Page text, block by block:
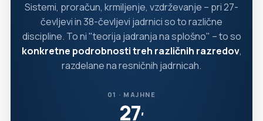
Sistemi, proračun, krmiljenje, vzdrževanje – pri 27-
čevljevi in 38-čevljevi jadrnici so to različne
discipline. To ni "teorija jadranja na splošno" – to so
konkretne podrobnosti treh različnih razredov,
razdelane na resničnih jadrnicah.
01 · MAJHNE
27′